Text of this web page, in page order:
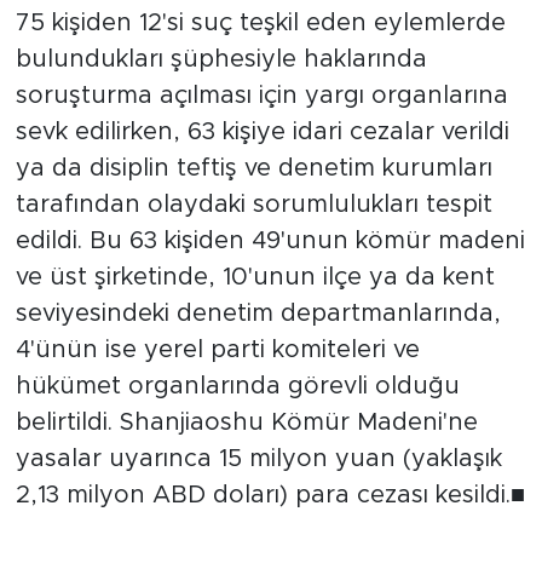
75 kişiden 12'si suç teşkil eden eylemlerde
bulundukları şüphesiyle haklarında
soruşturma açılması için yargı organlarına
sevk edilirken, 63 kişiye idari cezalar verildi
ya da disiplin teftiş ve denetim kurumları
tarafından olaydaki sorumlulukları tespit
edildi. Bu 63 kişiden 49'unun kömür madeni
ve üst şirketinde, 10'unun ilçe ya da kent
seviyesindeki denetim departmanlarında,
4'ünün ise yerel parti komiteleri ve
hükümet organlarında görevli olduğu
belirtildi. Shanjiaoshu Kömür Madeni'ne
yasalar uyarınca 15 milyon yuan (yaklaşık
2,13 milyon ABD doları) para cezası kesildi.■